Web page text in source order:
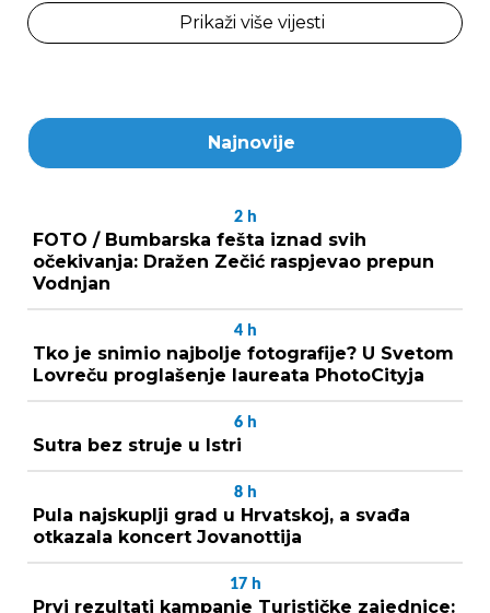
Prikaži više vijesti
Najnovije
2 h
FOTO / Bumbarska fešta iznad svih
očekivanja: Dražen Zečić raspjevao prepun
Vodnjan
4 h
Tko je snimio najbolje fotografije? U Svetom
Lovreču proglašenje laureata PhotoCityja
6 h
Sutra bez struje u Istri
8 h
Pula najskuplji grad u Hrvatskoj, a svađa
otkazala koncert Jovanottija
17 h
Prvi rezultati kampanje Turističke zajednice: